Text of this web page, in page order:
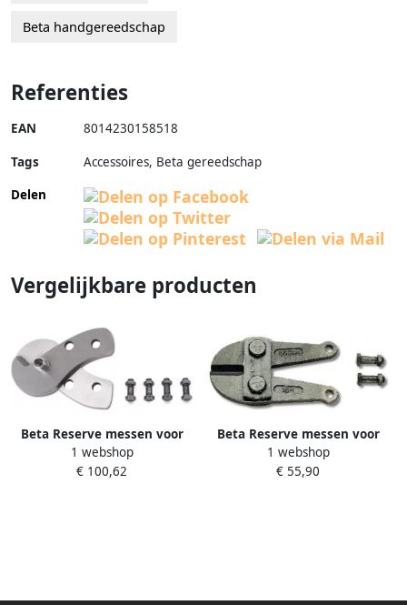
Beta handgereedschap
Referenties
EAN 8014230158518
Tags
Accessoires, Beta gereedschap
Delen
Vergelijkbare producten
Beta Reserve messen voor
item 1104 1104R 420
011040014
1 webshop
€ 100,62
Beta Reserve messen voor
model 1101 gefosfateerd
1101R 450 011010145
1 webshop
€ 55,90